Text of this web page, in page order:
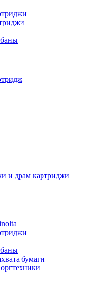
и драм картриджи
бумаги